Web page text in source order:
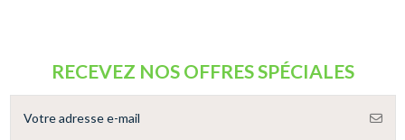
RECEVEZ NOS OFFRES SPÉCIALES